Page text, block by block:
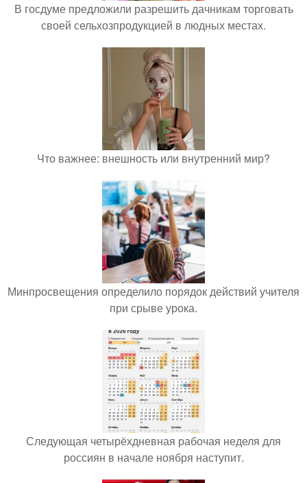
В госдуме предложили разрешить дачникам торговать
своей сельхозпродукцией в людных местах.
Что важнее: внешность или внутренний мир?
Минпросвещения определило порядок действий учителя
при срыве урока.
Следующая четырёхдневная рабочая неделя для
россиян в начале ноября наступит.